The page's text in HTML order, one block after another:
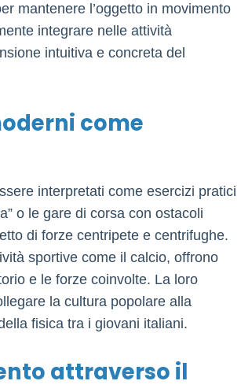
mantenere l’oggetto in movimento
integrare nelle attività
intuitiva e concreta del
come
interpretati come esercizi pratici
o le gare di corsa con ostacoli
di forze centripete e centrifughe.
sportive come il calcio, offrono
e le forze coinvolte. La loro
la cultura popolare alla
fisica tra i giovani italiani.
attraverso il